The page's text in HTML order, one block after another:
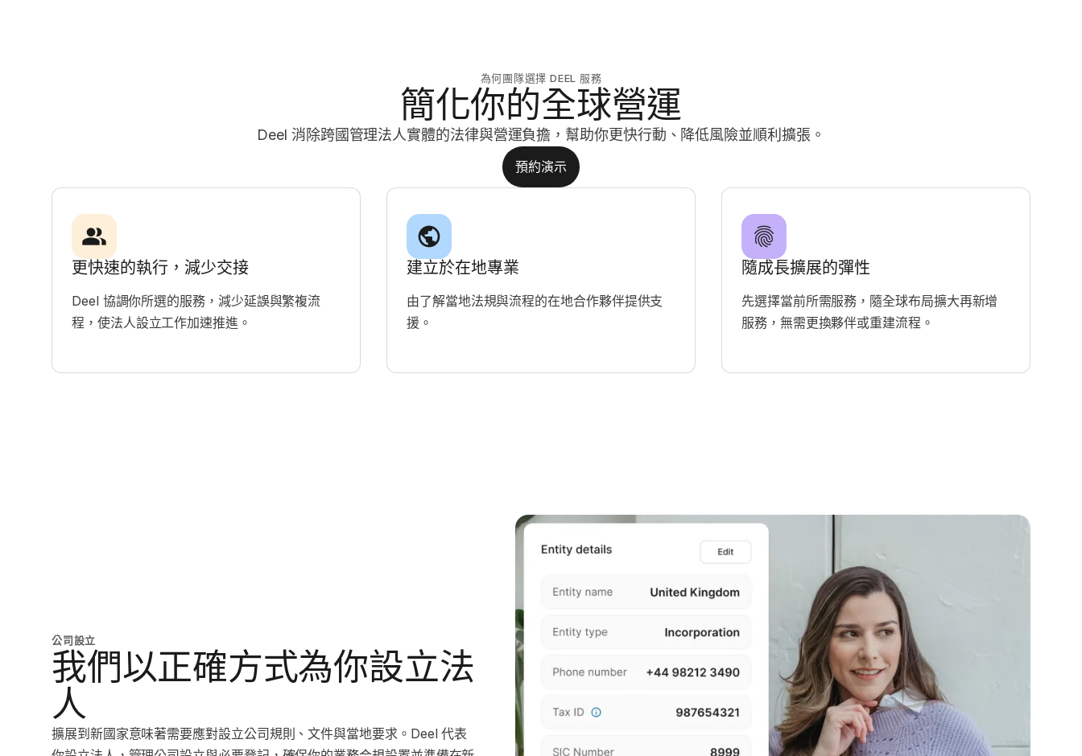
為何團隊選擇 DEEL 服務
簡化你的全球營運
Deel 消除跨國管理法人實體的法律與營運負擔，幫助你更快行動、降低風險並順利擴張。
預約演示
更快速的執行，減少交接
Deel 協調你所選的服務，減少延誤與繁複流
程，使法人設立工作加速推進。
建立於在地專業
由了解當地法規與流程的在地合作夥伴提供支
援。
隨成長擴展的彈性
先選擇當前所需服務，隨全球布局擴大再新增
服務，無需更換夥伴或重建流程。
公司設立
我們以正確方式為你設立法
人
擴展到新國家意味著需要應對設立公司規則、文件與當地要求。Deel 代表